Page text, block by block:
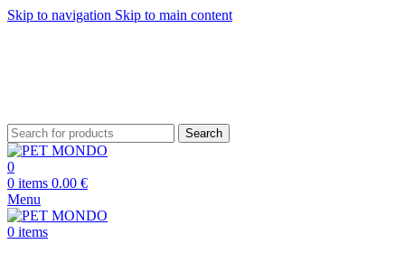
Skip to navigation Skip to main content
Search
0
0 items 0.00 €
Menu
0 items